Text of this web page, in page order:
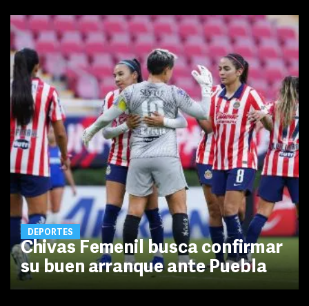
DEPORTES
Chivas Femenil busca confirmar
su buen arranque ante Puebla